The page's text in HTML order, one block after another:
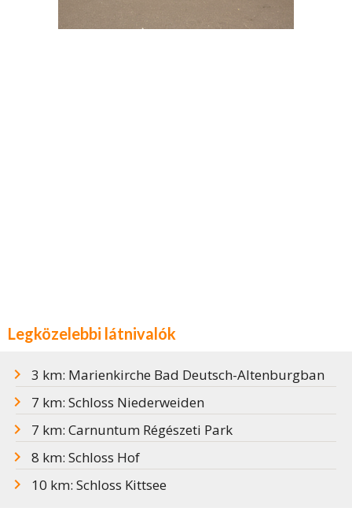
Legközelebbi látnivalók
3 km: Marienkirche Bad Deutsch-Altenburgban
7 km: Schloss Niederweiden
7 km: Carnuntum Régészeti Park
8 km: Schloss Hof
10 km: Schloss Kittsee